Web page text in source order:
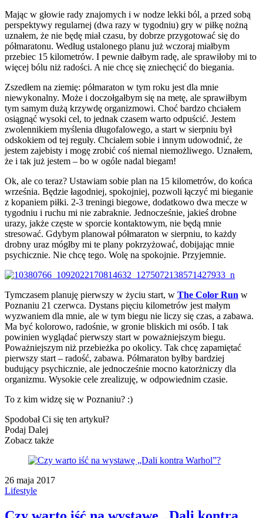
Mając w głowie rady znajomych i w nodze lekki ból, a przed sobą
perspektywy regularnej (dwa razy w tygodniu) gry w piłkę nożną
uznałem, że nie będę miał czasu, by dobrze przygotować się do
półmaratonu. Według ustalonego planu już wczoraj miałbym
przebiec 15 kilometrów. I pewnie dałbym radę, ale sprawiłoby mi to
więcej bólu niż radości. A nie chcę się zniechęcić do biegania.
Zszedłem na ziemię: półmaraton w tym roku jest dla mnie
niewykonalny. Może i doczołgałbym się na metę, ale sprawiłbym
tym samym dużą krzywdę organizmowi. Choć bardzo chciałem
osiągnąć wysoki cel, to jednak czasem warto odpuścić. Jestem
zwolennikiem myślenia długofalowego, a start w sierpniu był
odskokiem od tej reguły. Chciałem sobie i innym udowodnić, że
jestem zajebisty i mogę zrobić coś niemal niemożliwego. Uznałem,
że i tak już jestem – bo w ogóle nadal biegam!
Ok, ale co teraz? Ustawiam sobie plan na 15 kilometrów, do końca
września. Będzie łagodniej, spokojniej, pozwoli łączyć mi bieganie
z kopaniem piłki. 2-3 treningi biegowe, dodatkowo dwa mecze w
tygodniu i ruchu mi nie zabraknie. Jednocześnie, jakieś drobne
urazy, jakże częste w sporcie kontaktowym, nie będą mnie
stresować. Gdybym planował półmaraton w sierpniu, to każdy
drobny uraz mógłby mi te plany pokrzyżować, dobijając mnie
psychicznie. Nie chcę tego. Wolę na spokojnie. Przyjemnie.
Tymczasem planuję pierwszy w życiu start, w The Color Run w
Poznaniu 21 czerwca. Dystans pięciu kilometrów jest małym
wyzwaniem dla mnie, ale w tym biegu nie liczy się czas, a zabawa.
Ma być kolorowo, radośnie, w gronie bliskich mi osób. I tak
powinien wyglądać pierwszy start w poważniejszym biegu.
Poważniejszym niż przebieżka po okolicy. Tak chcę zapamiętać
pierwszy start – radość, zabawa. Półmaraton byłby bardziej
budujący psychicznie, ale jednocześnie mocno katorżniczy dla
organizmu. Wysokie cele zrealizuję, w odpowiednim czasie.
To z kim widzę się w Poznaniu? :)
Spodobał Ci się ten artykuł?
Podaj Dalej
Zobacz także
26 maja 2017
Lifestyle